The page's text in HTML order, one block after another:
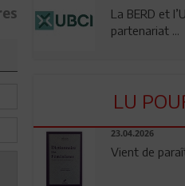
La BERD et
partenariat ...
LU
23.04.2026
Vient de